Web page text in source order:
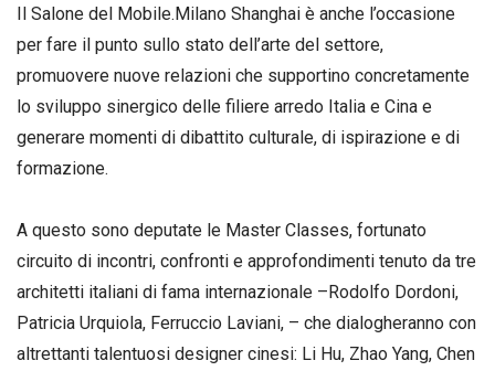
Il Salone del Mobile.Milano Shanghai è anche l’occasione
per fare il punto sullo stato dell’arte del settore,
promuovere nuove relazioni che supportino concretamente
lo sviluppo sinergico delle filiere arredo Italia e Cina e
generare momenti di dibattito culturale, di ispirazione e di
formazione.
A questo sono deputate le Master Classes, fortunato
circuito di incontri, confronti e approfondimenti tenuto da tre
architetti italiani di fama internazionale –Rodolfo Dordoni,
Patricia Urquiola, Ferruccio Laviani, – che dialogheranno con
altrettanti talentuosi designer cinesi: Li Hu, Zhao Yang, Chen